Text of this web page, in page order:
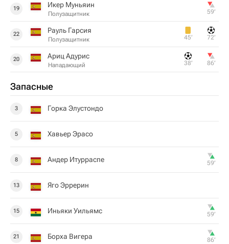
19 Икер Муньяин
Полузащитник 59‎’‎
22 Рауль Гарсия
Полузащитник 45‎’‎ 72‎’‎
20 Ариц Адурис
Нападающий 38‎’‎ 86‎’‎
Запасные
3 Горка Элустондо
5 Хавьер Эрасо
8 Андер Итурраспе 59‎’‎
13 Яго Эррерин
15 Иньяки Уильямс 59‎’‎
21 Борха Вигера 86‎’‎